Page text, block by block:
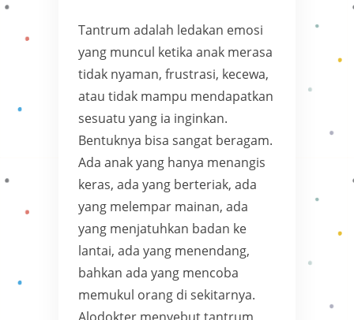
Tantrum adalah ledakan emosi
yang muncul ketika anak merasa
tidak nyaman, frustrasi, kecewa,
atau tidak mampu mendapatkan
sesuatu yang ia inginkan.
Bentuknya bisa sangat beragam.
Ada anak yang hanya menangis
keras, ada yang berteriak, ada
yang melempar mainan, ada
yang menjatuhkan badan ke
lantai, ada yang menendang,
bahkan ada yang mencoba
memukul orang di sekitarnya.
Alodokter menyebut tantrum